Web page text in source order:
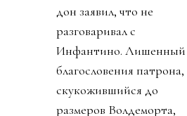
дон заявил, что не
разговаривал с
Инфантино. Лишенный
благословения патрона,
скукожившийся до
размеров Волдеморта,